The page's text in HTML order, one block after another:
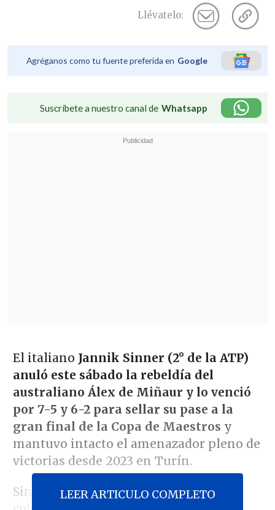
Llévatelo:
Agréganos como tu fuente preferida en Google
Suscríbete a nuestro canal de Whatsapp
El italiano Jannik Sinner (2° de la ATP)
anuló este sábado la rebeldía del
australiano Álex de Miñaur y lo venció
por 7-5 y 6-2 para sellar su pase a la
gran final de la Copa de Maestros y
mantuvo intacto el amenazador pleno de
victorias desde 2023 en Turín.
Sinner fue superior en pista rápida
LEER ARTICULO COMPLETO